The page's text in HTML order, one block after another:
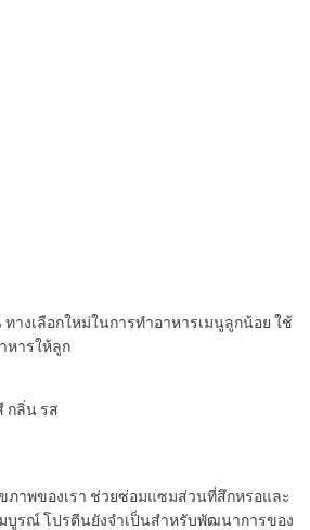
างเลือกใหม่ในการทำอาหารเมนูลูกน้อย ใช้
หารให้ลูก
กลิ่น รส
าพของเรา​ ช่วยซ่อมแซมส่วนที่สึกหรอและ
บูรณ์​ โปรตีนยังจำเป็นสำหรับพัฒนาการของ